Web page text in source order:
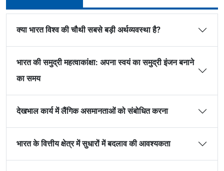
क्या भारत विश्व की चौथी सबसे बड़ी अर्थव्यवस्था है?
भारत की समुद्री महत्वाकांक्षा: अपना स्वयं का समुद्री इंजन बनाने
का समय
देखभाल कार्य में लैंगिक असमानताओं को संबोधित करना
भारत के वित्तीय क्षेत्र में सुधारों में बदलाव की आवश्यकता